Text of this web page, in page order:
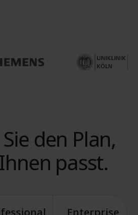
den Plan,
passt.
Enterprise